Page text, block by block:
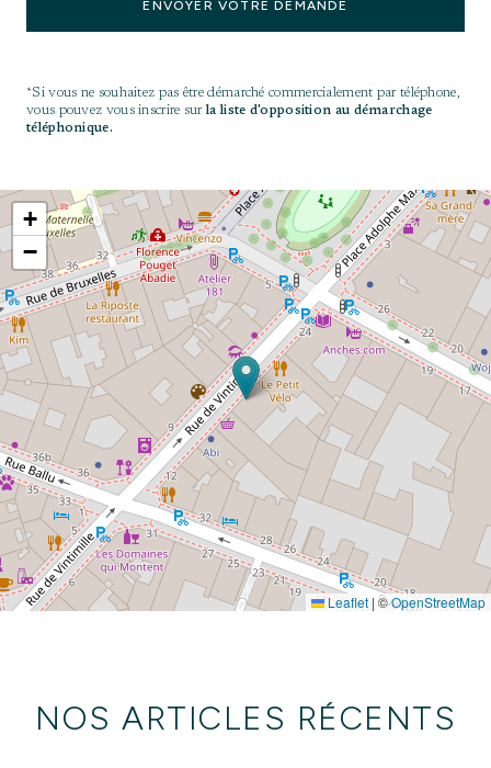
ENVOYER VOTRE DEMANDE
*Si vous ne souhaitez pas être démarché commercialement par téléphone,
vous pouvez vous inscrire surla liste d'opposition au démarchage
téléphonique.
+
−
Leaflet | ©OpenStreetMap
NOS ARTICLES RÉCENTS